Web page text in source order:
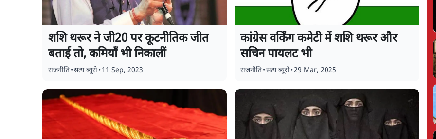
शशि थरूर ने जी20 पर कूटनीतिक जीत
बताई तो, कमियाँ भी निकालीं
राजनीति•सत्य ब्यूरो• 11 Sep, 2023
कांग्रेस वर्किंग कमेटी में शशि थरूर और
सचिन पायलट भी
राजनीति•सत्य ब्यूरो•29 Mar, 2025